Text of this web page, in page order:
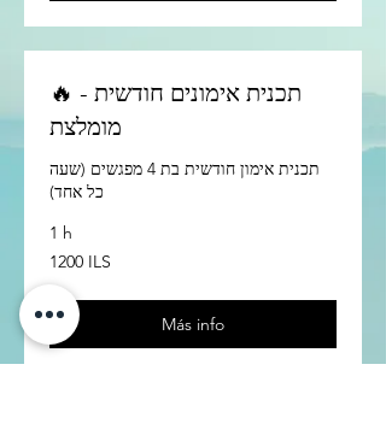
🔥 תכנית אימונים חודשית -
מומלצת
תכנית אימון חודשית בת 4 מפגשים (שעה
כל אחד)
1 h
1200
nuevos
1200 ILS
Más info